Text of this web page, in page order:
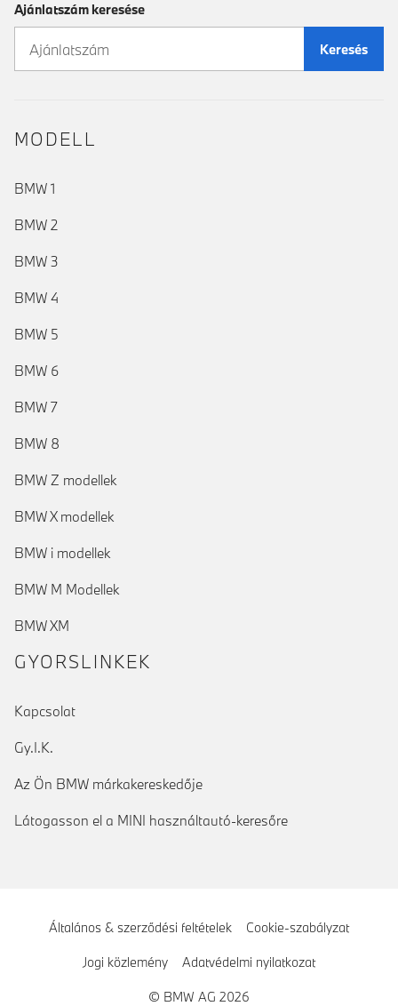
Ajánlatszám keresése
Keresés
MODELL
BMW 1
BMW 2
BMW 3
BMW 4
BMW 5
BMW 6
BMW 7
BMW 8
BMW Z modellek
BMW X modellek
BMW i modellek
BMW M Modellek
BMW XM
GYORSLINKEK
Kapcsolat
Gy.I.K.
Az Ön BMW márkakereskedője
Látogasson el a MINI használtautó-keresőre
Általános & szerződési feltételek Cookie-szabályzat
Jogi közlemény Adatvédelmi nyilatkozat
© BMW AG 2026